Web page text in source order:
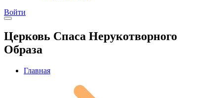
Войти
Церковь Спаса Нерукотворного
Образа
Главная